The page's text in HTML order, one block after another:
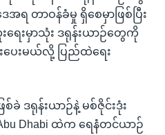
ရ တာဝန်ခံမှု ရှိစေမှာဖြစ်ပြီး
ရေးမှာသုံး ဒရုန်းယာဉ်တွေကို
ပေးမယ်လို့ ပြည်ထဲရေး
ခဲ ဒရုန်းယာဉ်နဲ့ မစ်ဇိုင်းဒုံး
Dhabi ထဲက ရေနံတင်ယာဉ်